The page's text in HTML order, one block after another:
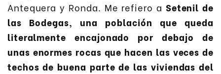
Antequera y Ronda. Me refiero a Setenil de
las Bodegas, una población que queda
literalmente encajonado por debajo de
unas enormes rocas que hacen las veces de
techos de buena parte de las viviendas del